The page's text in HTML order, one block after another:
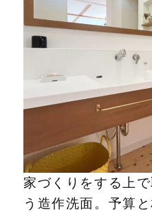
家づくりをする上
う造作洗面。予算